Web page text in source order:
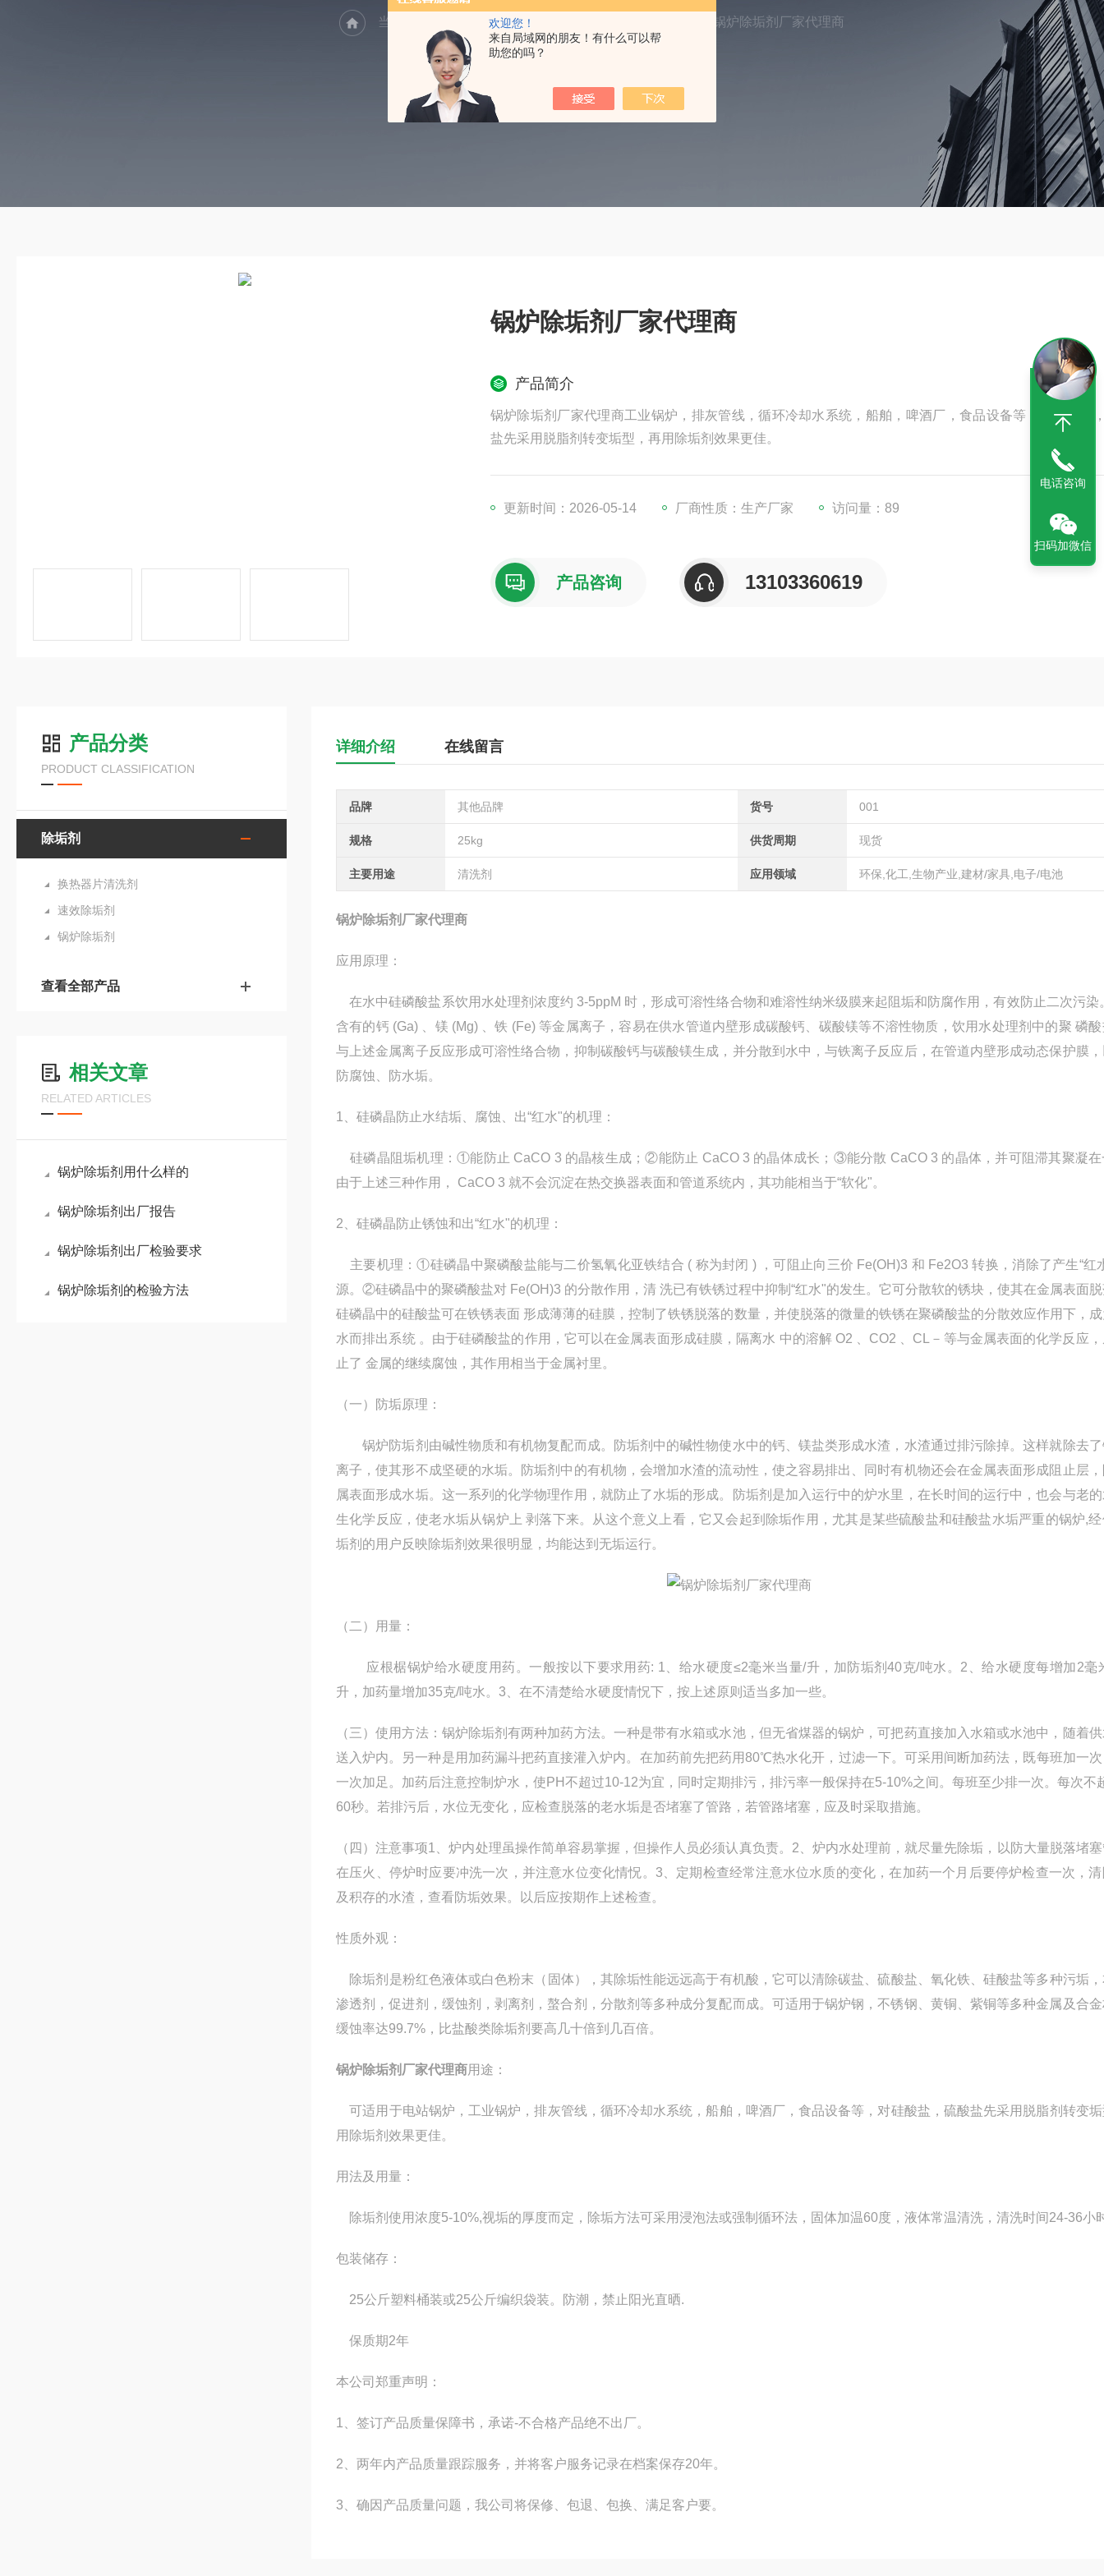
欢迎您！
来自局域网的朋友！有什么可以帮
助您的吗？
当前位置： 产品中心 锅炉除垢剂厂家代理商
锅炉除垢剂厂家代理商
产品简介
锅炉除垢剂厂家代理商工业锅炉，排灰管线，循环冷却水系统，船舶，啤酒厂，食品设备等，对硅酸盐
盐先采用脱脂剂转变垢型，再用除垢剂效果更佳。
更新时间：2026-05-14 厂商性质：生产厂家 访问量：89
产品咨询 13103360619
产品分类
PRODUCT CLASSIFICATION
除垢剂
换热器片清洗剂
速效除垢剂
锅炉除垢剂
查看全部产品
相关文章
RELATED ARTICLES
锅炉除垢剂用什么样的
锅炉除垢剂出厂报告
锅炉除垢剂出厂检验要求
锅炉除垢剂的检验方法
详细介绍 在线留言
品牌 其他品牌 货号 001
规格 25kg 供货周期 现货
主要用途 清洗剂 应用领域 环保,化工,生物产业,建材/家具,电子/电池
锅炉除垢剂厂家代理商
应用原理：
在水中硅磷酸盐系饮用水处理剂浓度约 3-5ppM 时，形成可溶性络合物和难溶性纳米级膜来起阻垢和防腐作用，有效防止二次污染
含有的钙 (Ga) 、镁 (Mg) 、铁 (Fe) 等金属离子，容易在供水管道内壁形成碳酸钙、碳酸镁等不溶性物质，饮用水处理剂中的聚 磷
与上述金属离子反应形成可溶性络合物，抑制碳酸钙与碳酸镁生成，并分散到水中，与铁离子反应后，在管道内壁形成动态保护膜
防腐蚀、防水垢。
1、硅磷晶防止水结垢、腐蚀、出“红水"的机理：
硅磷晶阻垢机理：①能防止 CaCO 3 的晶核生成；②能防止 CaCO 3 的晶体成长；③能分散 CaCO 3 的晶体，并可阻滞其聚凝在
由于上述三种作用， CaCO 3 就不会沉淀在热交换器表面和管道系统内，其功能相当于“软化"。
2、硅磷晶防止锈蚀和出“红水"的机理：
主要机理：①硅磷晶中聚磷酸盐能与二价氢氧化亚铁结合 ( 称为封闭 ) ，可阻止向三价 Fe(OH)3 和 Fe2O3 转换，消除了产生“红
源。②硅磷晶中的聚磷酸盐对 Fe(OH)3 的分散作用，清 洗已有铁锈过程中抑制“红水"的发生。它可分散软的锈块，使其在金属表面
硅磷晶中的硅酸盐可在铁锈表面 形成薄薄的硅膜，控制了铁锈脱落的数量，并使脱落的微量的铁锈在聚磷酸盐的分散效应作用下，
水而排出系统 。由于硅磷酸盐的作用，它可以在金属表面形成硅膜，隔离水 中的溶解 O2 、CO2 、CL－等与金属表面的化学反应
止了 金属的继续腐蚀，其作用相当于金属衬里。
（一）防垢原理：
锅炉防垢剂由碱性物质和有机物复配而成。防垢剂中的碱性物使水中的钙、镁盐类形成水渣，水渣通过排污除掉。这样就除去
离子，使其形不成坚硬的水垢。防垢剂中的有机物，会增加水渣的流动性，使之容易排出、同时有机物还会在金属表面形成阻止层
属表面形成水垢。这一系列的化学物理作用，就防止了水垢的形成。防垢剂是加入运行中的炉水里，在长时间的运行中，也会与老
生化学反应，使老水垢从锅炉上 剥落下来。从这个意义上看，它又会起到除垢作用，尤其是某些硫酸盐和硅酸盐水垢严重的锅炉,
垢剂的用户反映除垢剂效果很明显，均能达到无垢运行。
（二）用量：
应根椐锅炉给水硬度用药。一般按以下要求用药: 1、给水硬度≤2毫米当量/升，加防垢剂40克/吨水。2、给水硬度每增加2毫
升，加药量增加35克/吨水。3、在不清楚给水硬度情怳下，按上述原则适当多加一些。
（三）使用方法：锅炉除垢剂有两种加药方法。一种是带有水箱或水池，但无省煤器的锅炉，可把药直接加入水箱或水池中，随着
送入炉内。另一种是用加药漏斗把药直接灌入炉内。在加药前先把药用80℃热水化开，过滤一下。可采用间断加药法，既每班加一
一次加足。加药后注意控制炉水，使PH不超过10-12为宜，同时定期排污，排污率一般保持在5-10%之间。每班至少排一次。每次不
60秒。若排污后，水位无变化，应检查脱落的老水垢是否堵塞了管路，若管路堵塞，应及时采取措施。
（四）注意事项1、炉内处理虽操作简单容易掌握，但操作人员必须认真负责。2、炉内水处理前，就尽量先除垢，以防大量脱落堵
在压火、停炉时应要冲洗一次，并注意水位变化情怳。3、定期检查经常注意水位水质的变化，在加药一个月后要停炉检查一次，
及积存的水渣，查看防垢效果。以后应按期作上述检查。
性质外观：
除垢剂是粉红色液体或白色粉末（固体），其除垢性能远远高于有机酸，它可以清除碳盐、硫酸盐、氧化铁、硅酸盐等多种污垢
渗透剂，促进剂，缓蚀剂，剥离剂，螯合剂，分散剂等多种成分复配而成。可适用于锅炉钢，不锈钢、黄铜、紫铜等多种金属及合
缓蚀率达99.7%，比盐酸类除垢剂要高几十倍到几百倍。
锅炉除垢剂厂家代理商用途：
可适用于电站锅炉，工业锅炉，排灰管线，循环冷却水系统，船舶，啤酒厂，食品设备等，对硅酸盐，硫酸盐先采用脱脂剂转变
用除垢剂效果更佳。
用法及用量：
除垢剂使用浓度5-10%,视垢的厚度而定，除垢方法可采用浸泡法或强制循环法，固体加温60度，液体常温清洗，清洗时间24-36小
包装储存：
25公斤塑料桶装或25公斤编织袋装。防潮，禁止阳光直晒.
保质期2年
本公司郑重声明：
1、签订产品质量保障书，承诺-不合格产品绝不出厂。
2、两年内产品质量跟踪服务，并将客户服务记录在档案保存20年。
3、确因产品质量问题，我公司将保修、包退、包换、满足客户要。
电话咨询
扫码加微信